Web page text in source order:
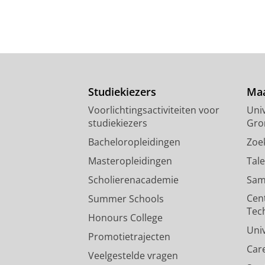
Studiekiezers
Voorlichtingsactiviteiten voor
studiekiezers
Bacheloropleidingen
Masteropleidingen
Scholierenacademie
Summer Schools
Honours College
Promotietrajecten
Veelgestelde vragen